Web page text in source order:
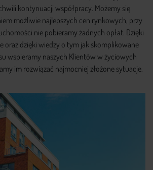
kontynuacji współpracy. Możemy się
możliwie najlepszych cen rynkowych, przy
nie pobieramy żadnych opłat. Dzięki
oraz dzięki wiedzy o tym jak skomplikowane
wspieramy naszych Klientów w życiowych
im rozwiązać najmocniej złożone sytuacje.